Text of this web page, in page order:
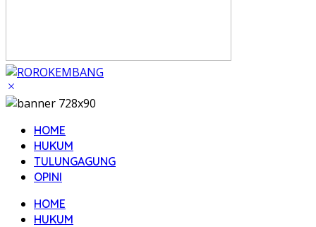
HOME
HUKUM
TULUNGAGUNG
OPINI
HOME
HUKUM